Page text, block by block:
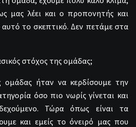
μας λέει και ο προπονητής και
το σκεπτικό. Δεν πετάμε στα
στόχος της ομάδας;
ομάδας ήταν να κερδίσουμε την
όσο πιο νωρίς γίνεται και
Τώρα όπως είναι τα
και εμείς το όνειρό μας που